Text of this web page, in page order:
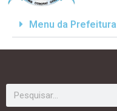
Menu da Prefeitura